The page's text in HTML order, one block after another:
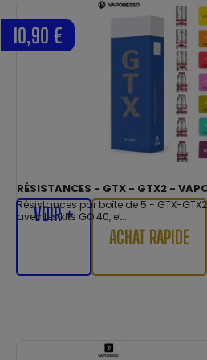
RÉSISTANCES - GTX - GTX2 -
Résistances par boîte de 5 - GTX-
avec les kits GO 40, et...
10,90 €
VOIR +
ACHAT RAPIDE